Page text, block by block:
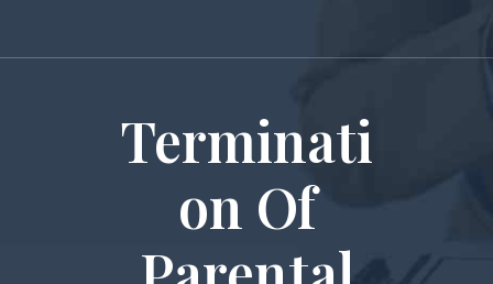
Terminati
on Of